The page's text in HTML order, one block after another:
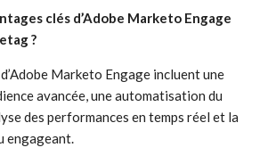
clés d’Adobe Marketo Engage
?
Marketo Engage incluent une
avancée, une automatisation du
des performances en temps réel et la
engageant.